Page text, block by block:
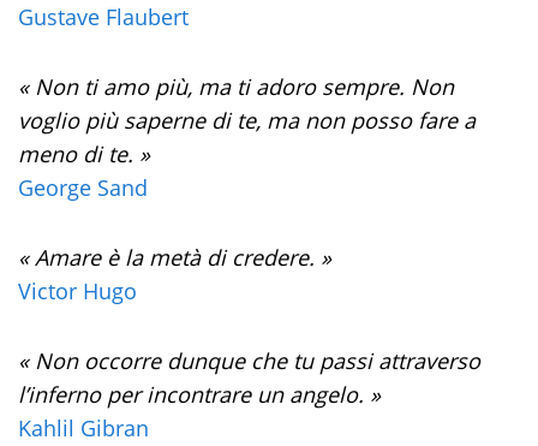
Gustave Flaubert
« Non ti amo più, ma ti adoro sempre. Non
voglio più saperne di te, ma non posso fare a
meno di te. »
George Sand
« Amare è la metà di credere. »
Victor Hugo
« Non occorre dunque che tu passi attraverso
l’inferno per incontrare un angelo. »
Kahlil Gibran